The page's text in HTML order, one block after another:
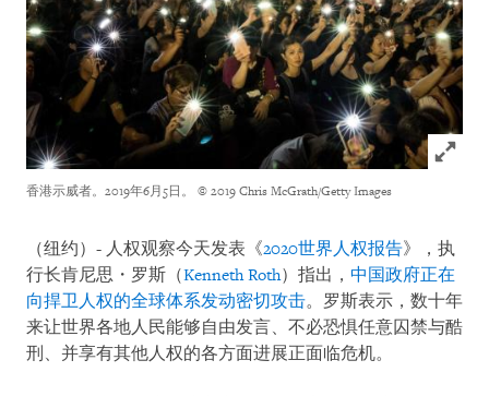
Click to
香港示威者。2019年6月5日。 © 2019 Chris McGrath/Getty Images
（纽约）- 人权观察今天发表《2020世界人权报告》，执
行长肯尼思・罗斯（Kenneth Roth）指出， 中国政府正在
向捍卫人权的全球体系发动密切攻击。罗斯表示，数十年
来让世界各地人民能够自由发言、不必恐惧任意囚禁与酷
刑、并享有其他人权的各方面进展正面临危机。